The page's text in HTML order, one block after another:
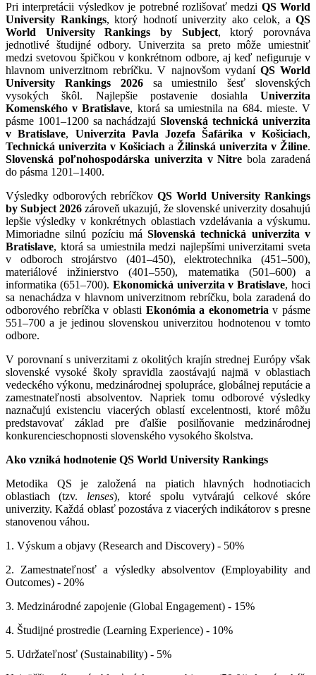
Pri interpretácii výsledkov je potrebné rozlišovať medzi QS World
University Rankings, ktorý hodnotí univerzity ako celok, a QS
World University Rankings by Subject, ktorý porovnáva
jednotlivé študijné odbory. Univerzita sa preto môže umiestniť
medzi svetovou špičkou v konkrétnom odbore, aj keď nefiguruje v
hlavnom univerzitnom rebríčku. V najnovšom vydaní QS World
University Rankings 2026sa umiestnilo šesť slovenských
vysokých škôl. Najlepšie postavenie dosiahla Univerzita
Komenského v Bratislave, ktorá sa umiestnila na 684. mieste. V
pásme 1001–1200 sa nachádzajúSlovenská technická univerzita
v Bratislave, Univerzita Pavla Jozefa Šafárika v Košiciach,
Technická univerzita v Košiciach a Žilinská univerzita v Žiline.
Slovenská poľnohospodárska univerzita v Nitre bola zaradená
do pásma 1201–1400.
Výsledky odborových rebríčkov QS World University Rankings
by Subject 2026 zároveň ukazujú, že slovenské univerzity dosahujú
lepšie výsledky v konkrétnych oblastiach vzdelávania a výskumu.
Mimoriadne silnú pozíciu máSlovenská technická univerzita v
Bratislave, ktorá sa umiestnila medzi najlepšími univerzitami sveta
v odboroch strojárstvo (401–450), elektrotechnika (451–500),
materiálové inžinierstvo (401–550), matematika (501–600) a
informatika (651–700). Ekonomická univerzita v Bratislave, hoci
sa nenachádza v hlavnom univerzitnom rebríčku, bola zaradená do
odborového rebríčka v oblasti Ekonómia a ekonometriav pásme
551–700 a je jedinou slovenskou univerzitou hodnotenou v tomto
odbore.
V porovnaní s univerzitami z okolitých krajín strednej Európy však
slovenské vysoké školy spravidla zaostávajú najmä v oblastiach
vedeckého výkonu, medzinárodnej spolupráce, globálnej reputácie a
zamestnateľnosti absolventov. Napriek tomu odborové výsledky
naznačujú existenciu viacerých oblastí excelentnosti, ktoré môžu
predstavovať základ pre ďalšie posilňovanie medzinárodnej
konkurencieschopnosti slovenského vysokého školstva.
Ako vzniká hodnotenie QS World University Rankings
Metodika QS je založená na piatich hlavných hodnotiacich
oblastiach (tzv. lenses), ktoré spolu vytvárajú celkové skóre
univerzity. Každá oblasť pozostáva z viacerých indikátorov s presne
stanovenou váhou.
1. Výskum a objavy (Research and Discovery) - 50%
2. Zamestnateľnosť a výsledky absolventov (Employability and
Outcomes) - 20%
3. Medzinárodné zapojenie (Global Engagement) - 15%
4. Študijné prostredie (Learning Experience) - 10%
5. Udržateľnosť (Sustainability) - 5%